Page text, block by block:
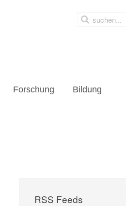
Forschung Bildung
RSS Feeds